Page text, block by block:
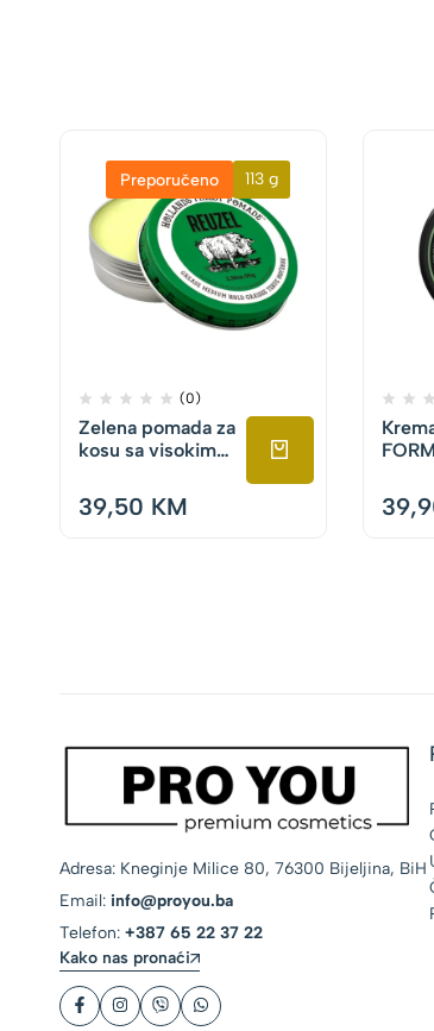
Preporučeno 113 g
(0)
Zelena pomada za
kosu sa visokim
95g
39,50 KM
Adresa: Kneginje Milice 80, 76300 Bijeljina, BiH
Email: info@proyou.ba
Telefon: +387 65 22 37 22
Kako nas pronaći